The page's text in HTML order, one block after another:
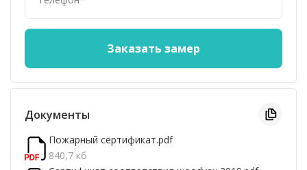
Документы
Пожарный сертификат.pdf
840,7 кб